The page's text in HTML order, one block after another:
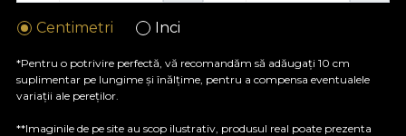
Centimetri Inci
*Pentru o potrivire perfectă, vă recomandăm să adăugați 10 cm
suplimentar pe lungime și înălțime, pentru a compensa eventualele
variații ale pereților.
**Imaginile de pe site au scop ilustrativ, produsul real poate prezenta